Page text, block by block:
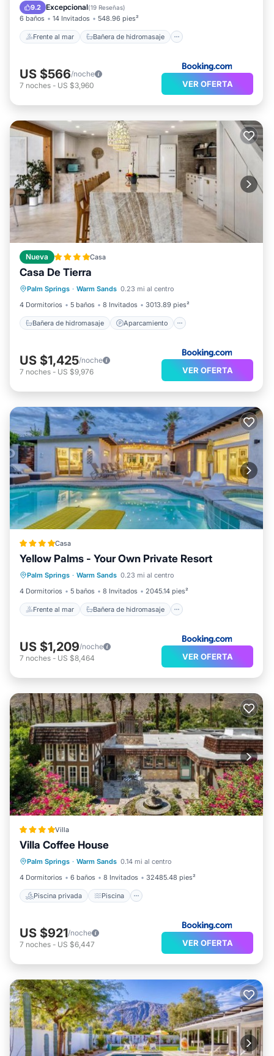
9.2 Excepcional(19 Reseñas)
6 baños 14 Invitados 548.96 pies²
Frente al mar Bañera de hidromasaje
Desayuno Aparcamiento
US $566/noche
7 noches - US $3,960 VER OFERTA
Nueva Casa
Casa De Tierra
Palm Springs · Warm Sands 0.23 mi al centro
4 Dormitorios
5 baños 8 Invitados 3013.89 pies²
Bañera de hidromasaje Aparcamiento
Bañera de hidromasaje
Vistas
Aire acondicionado
US $1,425/noche
7 noches - US $9,976 VER OFERTA
Casa
Yellow Palms - Your Own Private Resort
Palm Springs · Warm Sands 0.23 mi al centro
4 Dormitorios
5 baños 8 Invitados 2045.14 pies²
Frente al mar Bañera de hidromasaje
Frente al mar
Bañera de hidromasaje
Aparcamiento
Piscina
US $1,209/noche
7 noches - US $8,464 VER OFERTA
Villa
Villa Coffee House
Palm Springs · Warm Sands 0.14 mi al centro
4 Dormitorios
6 baños 8 Invitados 32485.48 pies²
Piscina privada Piscina
Piscina privada
Balcón/Terraza
Vistas
US $921/noche
7 noches - US $6,447 VER OFERTA